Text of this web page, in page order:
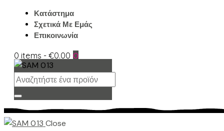
Κατάστημα
Σχετικά Με Εμάς
Επικοινωνία
0 items -€0.00 0
Close